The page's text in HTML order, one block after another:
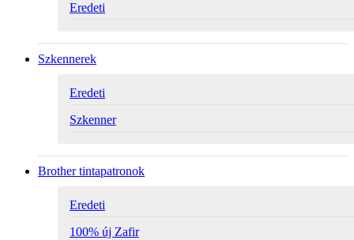
Eredeti
Szkennerek
Eredeti
Szkenner
Brother tintapatronok
Eredeti
100% új Zafir